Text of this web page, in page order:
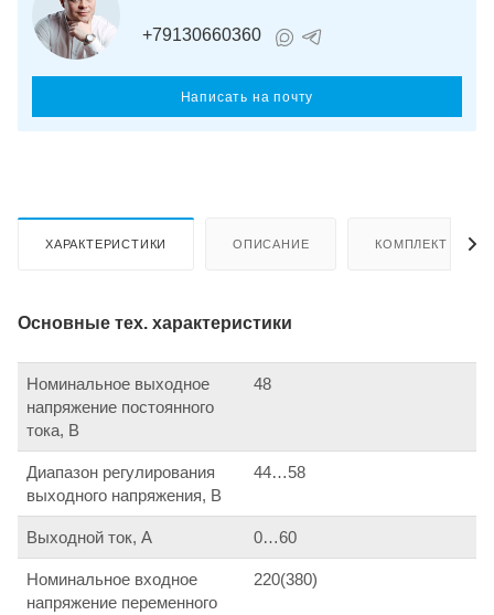
+79130660360
Написать на почту
ХАРАКТЕРИСТИКИ ОПИСАНИЕ КОМПЛЕКТ
Основные тех. характеристики
Номинальное выходное
напряжение постоянного
тока, В
48
Диапазон регулирования
выходного напряжения, В
44…58
Выходной ток, А 0…60
Номинальное входное
напряжение переменного
220(380)